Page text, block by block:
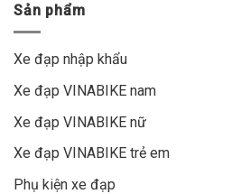
Sản phẩm
Xe đạp nhập khẩu
Xe đạp VINABIKE nam
Xe đạp VINABIKE nữ
Xe đạp VINABIKE trẻ em
Phụ kiện xe đạp